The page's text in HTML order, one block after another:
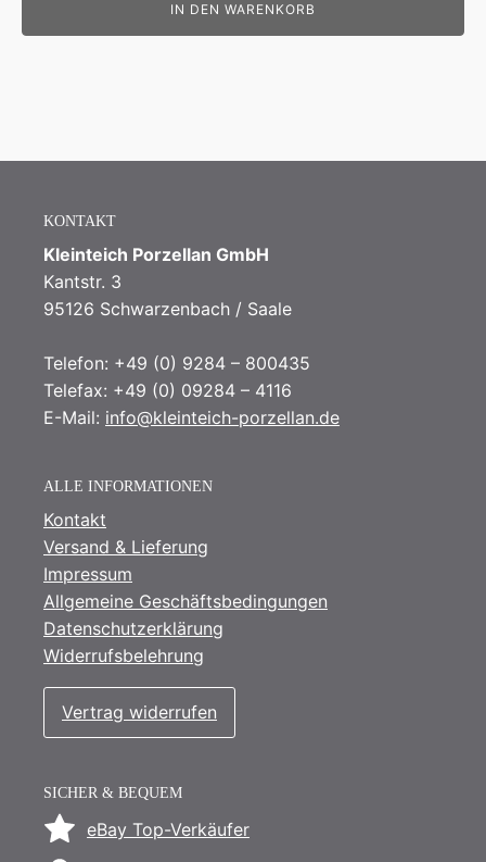
IN DEN WARENKORB
KONTAKT
Kleinteich Porzellan GmbH
Kantstr. 3
95126 Schwarzenbach / Saale
Telefon: +49 (0) 9284 – 800435
Telefax: +49 (0) 09284 – 4116
E-Mail: info@kleinteich-porzellan.de
ALLE INFORMATIONEN
Kontakt
Versand & Lieferung
Impressum
Allgemeine Geschäftsbedingungen
Datenschutzerklärung
Widerrufsbelehrung
Vertrag widerrufen
SICHER & BEQUEM
eBay Top-Verkäufer